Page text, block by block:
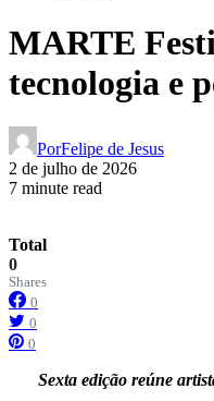
MARTE
tecnologia e
PorFelipe de Jesus
2 de julho de 2026
7 minute read
Total
0
Shares
0
0
0
Sexta edição reúne